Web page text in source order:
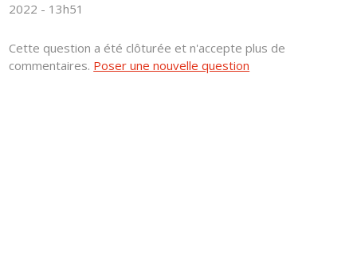
2022 - 13h51
Cette question a été clôturée et n'accepte plus de
commentaires. Poser une nouvelle question